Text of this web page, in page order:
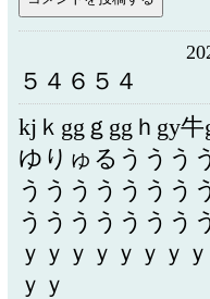
５４６５４
kjｋggｇggｈgy
ゆりゅるううう
ううううううう
ううううううう
ｙｙｙｙｙｙｙ
ｙｙ